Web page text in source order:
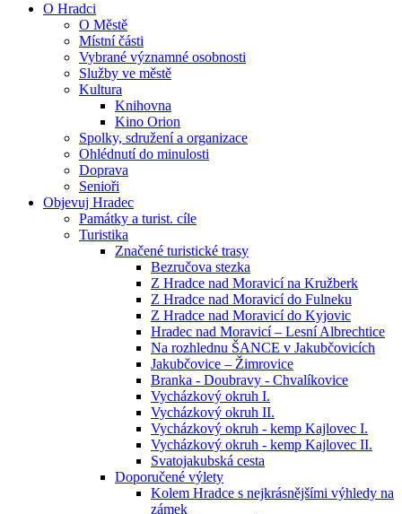
O Hradci
O Městě
Místní části
Vybrané významné osobnosti
Služby ve městě
Kultura
Knihovna
Kino Orion
Spolky, sdružení a organizace
Ohlédnutí do minulosti
Doprava
Senioři
Objevuj Hradec
Památky a turist. cíle
Turistika
Značené turistické trasy
Bezručova stezka
Z Hradce nad Moravicí na Kružberk
Z Hradce nad Moravicí do Fulneku
Z Hradce nad Moravicí do Kyjovic
Hradec nad Moravicí – Lesní Albrechtice
Na rozhlednu ŠANCE v Jakubčovicích
Jakubčovice – Žimrovice
Branka - Doubravy - Chvalíkovice
Vycházkový okruh I.
Vycházkový okruh II.
Vycházkový okruh - kemp Kajlovec I.
Vycházkový okruh - kemp Kajlovec II.
Svatojakubská cesta
Doporučené výlety
Kolem Hradce s nejkrásnějšími výhledy na
zámek